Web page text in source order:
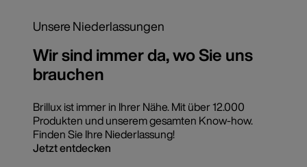
Unsere Niederlassungen
Wir sind immer da, wo Sie uns
brauchen
Brillux ist immer in Ihrer Nähe. Mit über 12.000
Produkten und unserem gesamten Know-how.
Finden Sie Ihre Niederlassung!
Jetzt entdecken